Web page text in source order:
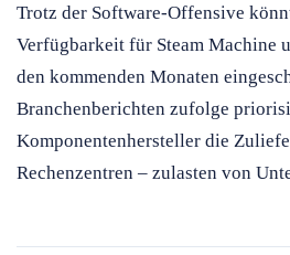
Trotz der Software-Offensive
Verfügbarkeit für Steam Machine
den kommenden Monaten
Branchenberichten zufolge
Komponentenhersteller die
Rechenzentren – zulasten von